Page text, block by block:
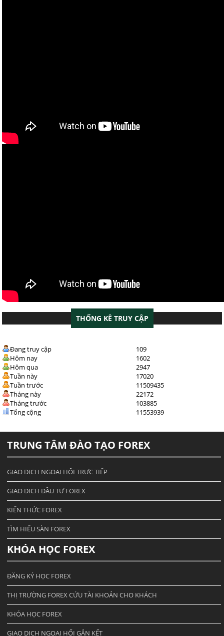
THỐNG KÊ TRUY CẬP
Đang truy cập
109
Hôm nay
1602
Hôm qua
2947
Tuần này
17020
Tuần trước
11509435
Tháng này
22172
Tháng trước
103885
Tổng cộng
11553939
TRUNG TÂM ĐÀO TẠO FOREX
GIAO DỊCH NGOẠI HỐI TRỰC TIẾP
GIAO DỊCH ĐẦU TƯ FOREX
KIẾN THỨC FOREX
TÌM HIỂU SÀN FOREX
KHÓA HỌC FOREX
ĐĂNG KÝ HỌC FOREX
THỊ TRƯỜNG FOREX CỨU TÀI KHOẢN CHO KHÁCH
KHÓA HỌC FOREX
GIAO DỊCH NGOẠI HỐI GẮN KẾT